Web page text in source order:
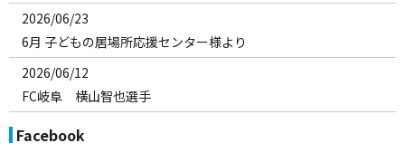
2026/06/23
6月 子どもの居場所応援センター様より
2026/06/12
FC岐阜 横山智也選手
2026/06/10
Facebook